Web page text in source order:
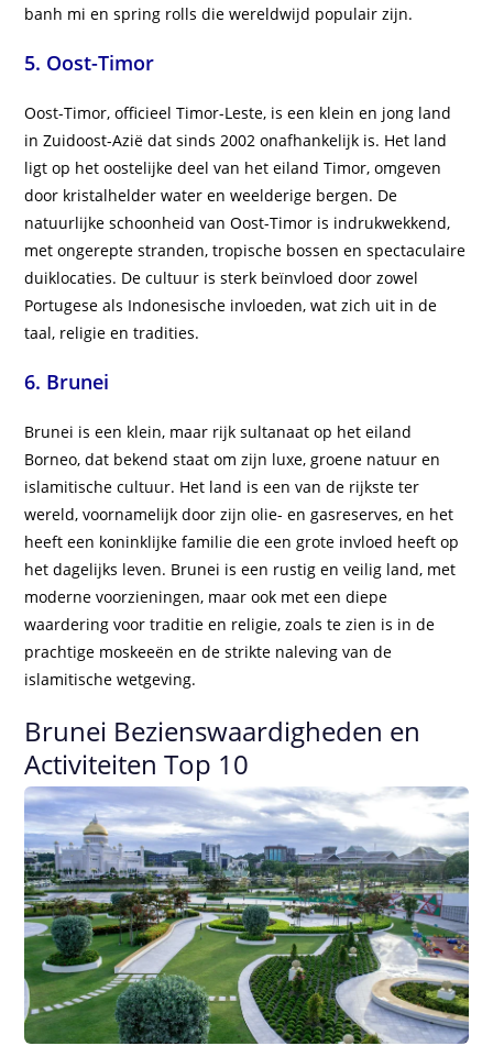
banh mi en spring rolls die wereldwijd populair zijn.
5. Oost-Timor
Oost-Timor, officieel Timor-Leste, is een klein en jong land
in Zuidoost-Azië dat sinds 2002 onafhankelijk is. Het land
ligt op het oostelijke deel van het eiland Timor, omgeven
door kristalhelder water en weelderige bergen. De
natuurlijke schoonheid van Oost-Timor is indrukwekkend,
met ongerepte stranden, tropische bossen en spectaculaire
duiklocaties. De cultuur is sterk beïnvloed door zowel
Portugese als Indonesische invloeden, wat zich uit in de
taal, religie en tradities.
6. Brunei
Brunei is een klein, maar rijk sultanaat op het eiland
Borneo, dat bekend staat om zijn luxe, groene natuur en
islamitische cultuur. Het land is een van de rijkste ter
wereld, voornamelijk door zijn olie- en gasreserves, en het
heeft een koninklijke familie die een grote invloed heeft op
het dagelijks leven. Brunei is een rustig en veilig land, met
moderne voorzieningen, maar ook met een diepe
waardering voor traditie en religie, zoals te zien is in de
prachtige moskeeën en de strikte naleving van de
islamitische wetgeving.
Brunei Bezienswaardigheden en
Activiteiten Top 10